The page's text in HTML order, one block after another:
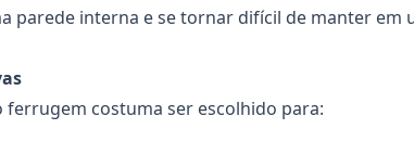
parede interna e se tornar difícil de manter em
ferrugem costuma ser escolhido para: